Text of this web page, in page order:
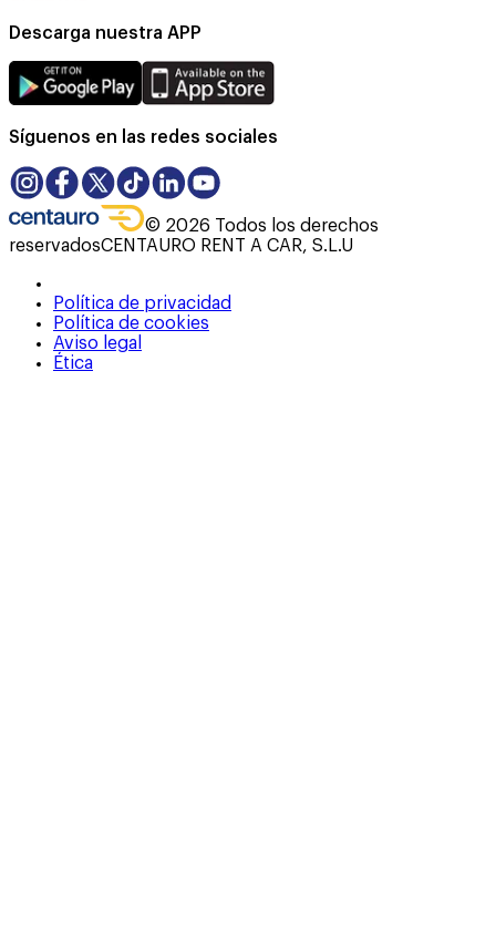
Descarga nuestra APP
Síguenos en las redes sociales
© 2026 Todos los derechos
reservadosCENTAURO RENT A CAR, S.L.U
Política de privacidad
Política de cookies
Aviso legal
Ética